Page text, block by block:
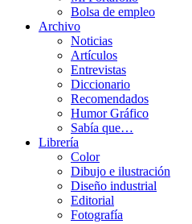
Bolsa de empleo
Archivo
Noticias
Artículos
Entrevistas
Diccionario
Recomendados
Humor Gráfico
Sabía que…
Librería
Color
Dibujo e ilustración
Diseño industrial
Editorial
Fotografía